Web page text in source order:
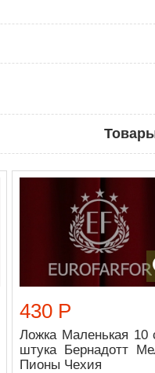
430 Р
Ложка Маленькая 10
штука Бернадотт
Пионы Чехия